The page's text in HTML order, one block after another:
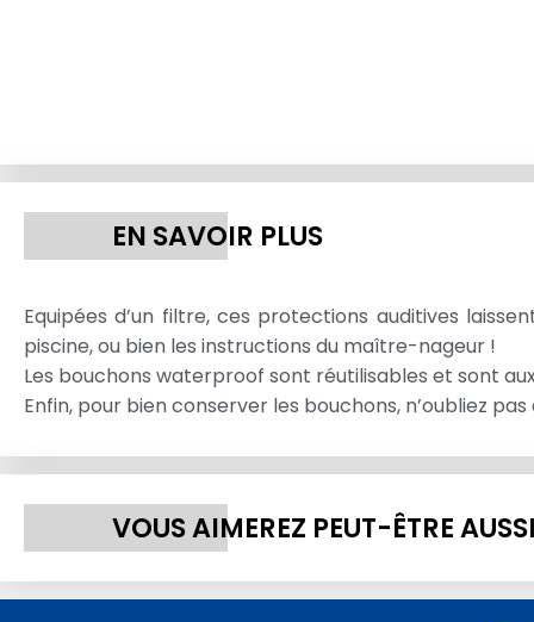
EN SAVOIR PLUS
Equipées d’un filtre, ces protections auditives
piscine, ou bien les instructions du maître-nageur !
Les bouchons waterproof sont réutilisables et sont
Enfin, pour bien conserver les bouchons, n’oubliez
VOUS AIMEREZ PEUT-ÊTRE